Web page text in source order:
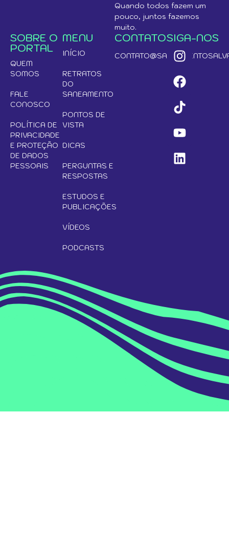
Quando todos fazem um
pouco, juntos fazemos
muito.
SOBRE O
PORTAL
QUEM
SOMOS
FALE
CONOSCO
POLÍTICA DE
PRIVACIDADE
E PROTEÇÃO
DE DADOS
PESSOAIS
MENU
INÍCIO
RETRATOS
DO
SANEAMENTO
PONTOS DE
VISTA
DICAS
PERGUNTAS E
RESPOSTAS
ESTUDOS E
PUBLICAÇÕES
VÍDEOS
PODCASTS
CONTATOSIGA-NOS